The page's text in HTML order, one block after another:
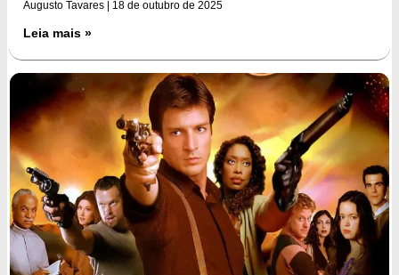
Augusto Tavares 18 de outubro de 2025
Leia mais »